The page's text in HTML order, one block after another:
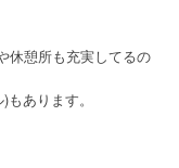
休憩所も充実してるの
あります。